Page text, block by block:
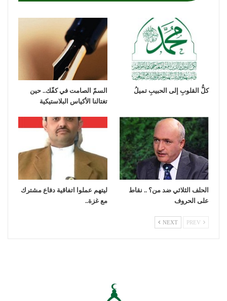
كلُّ القلوبِ إلى الحبيبِ تميلُ
السمّ الصامت في كفّك.. حين
تغتالنا الأكياس البلاستيكية
الحلف الثلاثي ضد من؟ .. نقاط
على الحروف
ليتهم عملوا اتفاقية دفاع مشترك
مع غزة..
NEXT